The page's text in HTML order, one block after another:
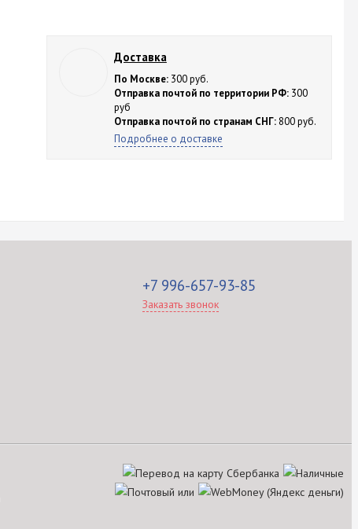
Доставка
По Москве:300 руб.
Отправка почтой по территории РФ:300
руб
Отправка почтой по странам СНГ:800 руб.
Подробнее о доставке
+7 996-657-93-85
Заказать звонок